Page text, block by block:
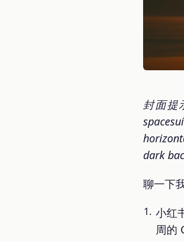
封面提
dark
聊一下
小红
周的